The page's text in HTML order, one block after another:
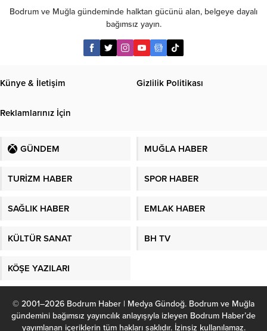
Bodrum ve Muğla gündeminde halktan gücünü alan, belgeye dayalı
bağımsız yayın.
Künye & İletişim Gizlilik Politikası
Reklamlarınız İçin
GÜNDEM MUĞLA HABER
TURİZM HABER SPOR HABER
SAĞLIK HABER EMLAK HABER
KÜLTÜR SANAT BH TV
KÖŞE YAZILARI
© 2001–2026 Bodrum Haber | Medya Gündoğ. Bodrum ve Muğla
gündemini bağımsız yayıncılık anlayışıyla izleyen Bodrum Haber’de
yayımlanan içeriklerin tüm hakları saklıdır. İzinsiz kullanılamaz.